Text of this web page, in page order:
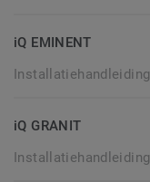
iQ EMINENT
Installatiehandleiding
iQ GRANIT
Installatiehandleiding